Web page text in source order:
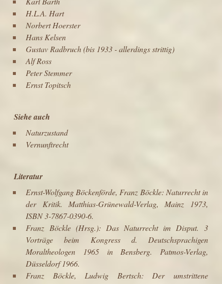
H.L.A. Hart
Norbert Hoerster
Hans Kelsen
Gustav Radbruch(bis 1933 - allerdings strittig)
Alf Ross
Peter Stemmer
Ernst Topitsch
Siehe auch
Naturzustand
Vernunftrecht
Literatur
Ernst-Wolfgang Böckenförde, Franz Böckle: Naturrecht in
der Kritik. Matthias-Grünewald-Verlag, Mainz 1973,
ISBN 3-7867-0390-6.
Franz Böckle (Hrsg.): Das Naturrecht im Disput. 3
Vorträge beim Kongress d. Deutschsprachigen
Moraltheologen 1965 in Bensberg. Patmos-Verlag,
Düsseldorf 1966.
Franz Böckle, Ludwig Bertsch: Der umstrittene